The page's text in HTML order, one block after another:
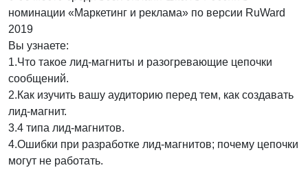
номинации «Маркетинг и реклама» по версии RuWard
2019
Вы узнаете:
1.Что такое лид-магниты и разогревающие цепочки
сообщений.
2.Как изучить вашу аудиторию перед тем, как создавать
лид-магнит.
3.4 типа лид-магнитов.
4.Ошибки при разработке лид-магнитов; почему цепочки
могут не работать.